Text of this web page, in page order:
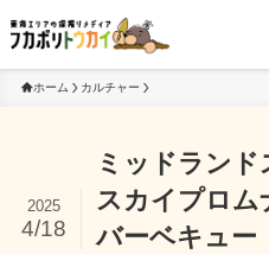
ホーム カルチャー
ミッドランド
スカイプロム
バーベキュー
2025
4/18